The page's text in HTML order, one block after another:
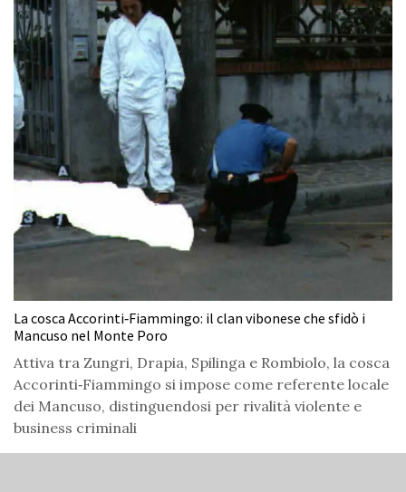
La cosca Accorinti‑Fiammingo: il clan vibonese che sfidò i
Mancuso nel Monte Poro
Attiva tra Zungri, Drapia, Spilinga e Rombiolo, la cosca
Accorinti‑Fiammingo si impose come referente locale
dei Mancuso, distinguendosi per rivalità violente e
business criminali